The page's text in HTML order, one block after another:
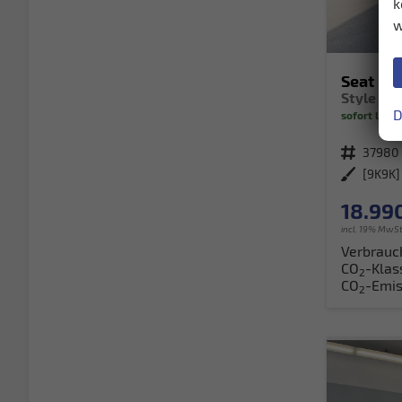
Seat
sofort
Fahrzeugnr. 37980
Außenfarbe
incl. 19% MwSt.
CO2-
CO2-